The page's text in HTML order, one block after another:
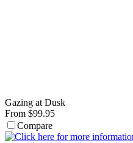
Gazing at Dusk
From $99.95
Compare